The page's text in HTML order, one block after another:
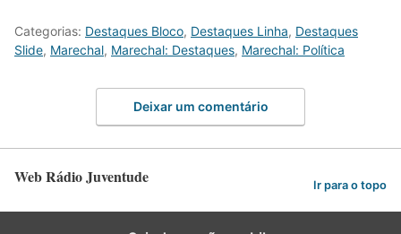
Categorias: Destaques Bloco, Destaques Linha, Destaques
Slide, Marechal, Marechal: Destaques, Marechal: Política
Deixar um comentário
Web Rádio Juventude Ir para o topo